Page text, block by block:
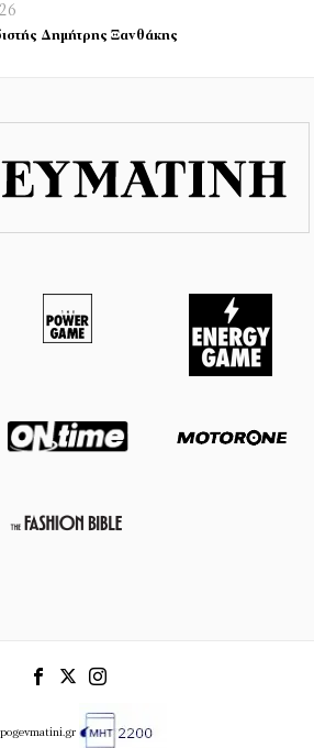
Δημήτρης Ξανθάκης